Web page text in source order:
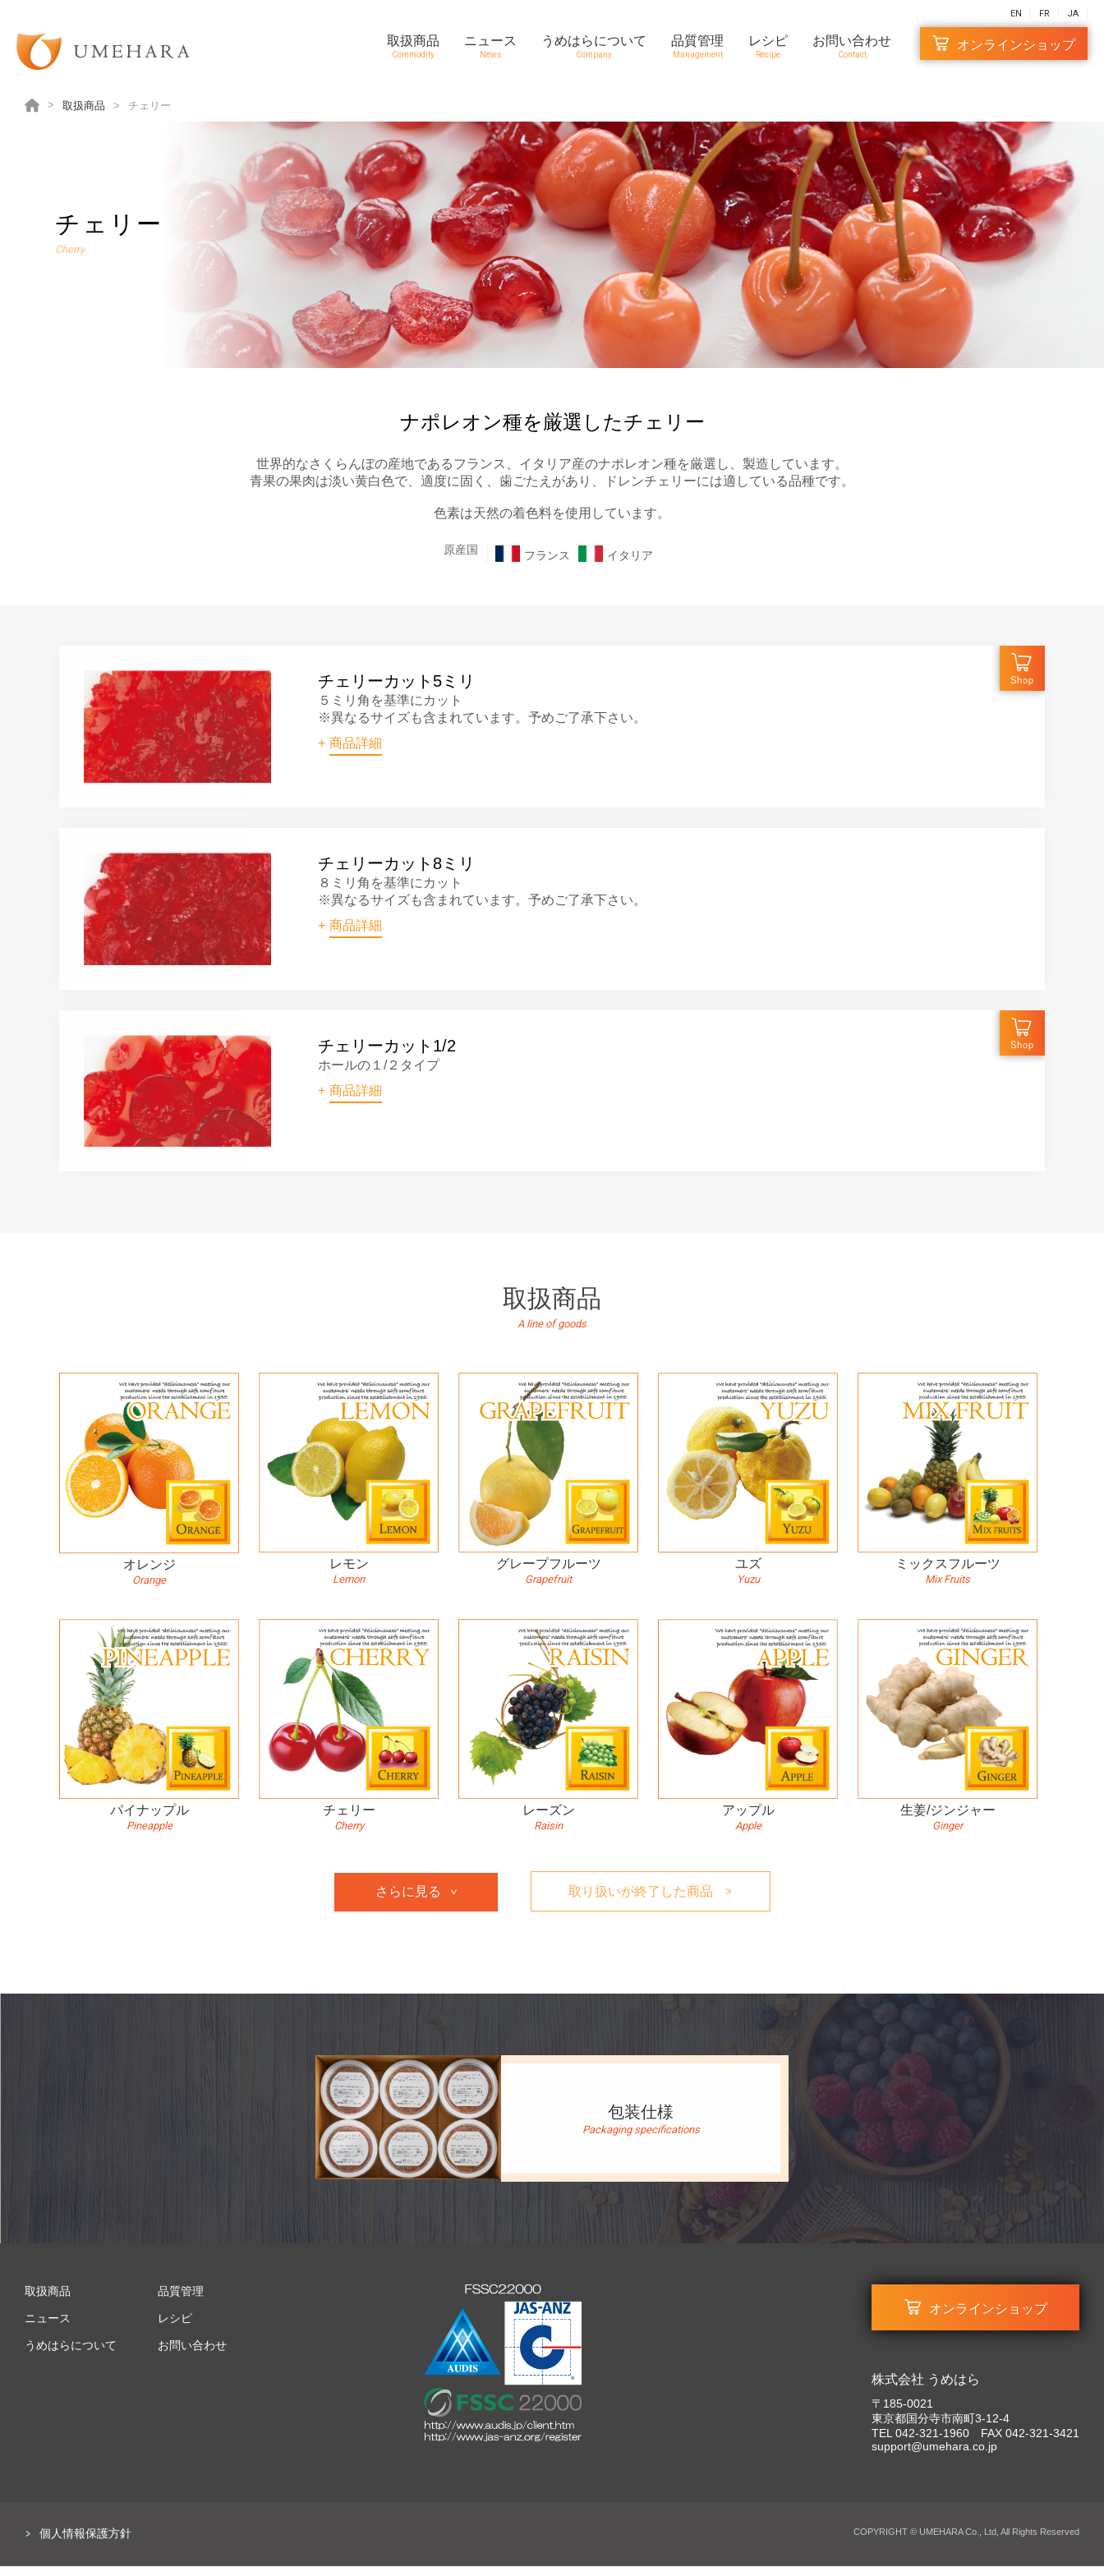
EN FR JA
取扱商品
Commodity
ニュース
News
うめはらについて
Company
品質管理
Management
レシピ
Recipe
お問い合わせ
Contact
オンラインショップ
取扱商品 チェリー
チェリー
Cherry
ナポレオン種を厳選したチェリー
世界的なさくらんぼの産地であるフランス、イタリア産のナポレオン種を厳選し、製造しています。
青果の果肉は淡い黄白色で、適度に固く、歯ごたえがあり、ドレンチェリーには適している品種です。
色素は天然の着色料を使用しています。
原産国 フランス イタリア
チェリーカット5ミリ
５ミリ角を基準にカット
※異なるサイズも含まれています。予めご了承下さい。
商品詳細
チェリーカット8ミリ
８ミリ角を基準にカット
※異なるサイズも含まれています。予めご了承下さい。
商品詳細
チェリーカット1/2
ホールの１/２タイプ
商品詳細
取扱商品
A line of goods
オレンジ
Orange
レモン
Lemon
グレープフルーツ
Grapefruit
ユズ
Yuzu
ミックスフルーツ
Mix Fruits
パイナップル
Pineapple
チェリー
Cherry
レーズン
Raisin
アップル
Apple
生姜/ジンジャー
Ginger
さらに見る 取り扱いが終了した商品
包装仕様
Packaging specifications
取扱商品
ニュース
うめはらについて
品質管理
レシピ
お問い合わせ
オンラインショップ
株式会社 うめはら
〒185-0021
東京都国分寺市南町3-12-4
TEL 042-321-1960 FAX 042-321-3421
support@umehara.co.jp
個人情報保護方針 COPYRIGHT © UMEHARA Co., Ltd, All Rights Reserved